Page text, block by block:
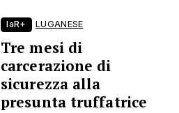
laR+ LUGANESE
Tre mesi di
carcerazione di
sicurezza alla
presunta truffatrice